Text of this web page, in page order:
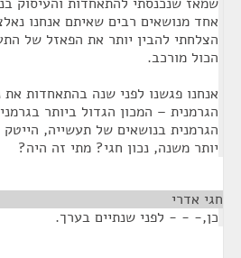
אחד מנושאים רבים שאיתם אנחנו
הצלחתי להבין יותר את הפאזל של
הכול מורכב.
אנחנו פגשנו לפני שנה בהתאחדות
הגרמנית – המכון הגדול ביותר
הגרמנית בנושאים של תעשייה, הייטק
יותר משנה, נכון חגי? מתי זה היה?
חגי אדרי
כן,- - - לפני שנתיים בערך.